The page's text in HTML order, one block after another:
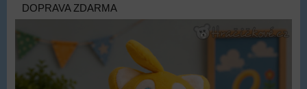
DOPRAVA ZDARMA